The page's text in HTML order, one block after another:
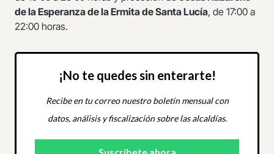
de la Esperanza de la Ermita de Santa Lucía, de 17:00 a
22:00 horas.
¡No te quedes sin enterarte!
Recibe en tu correo nuestro boletín mensual con
datos, análisis y fiscalización sobre las alcaldías.